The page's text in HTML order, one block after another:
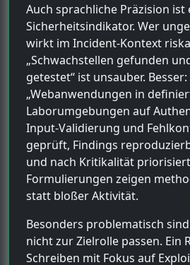
Auch sprachliche Präzision ist
Sicherheitsindikator. Wer
wirkt im Incident-Kontext
„Schwachstellen gefunden
getestet“ ist unsauber. Besser:
„Webanwendungen in
Laborumgebungen auf
Input-Validierung und
geprüft, Findings
und nach Kritikalität
Formulierungen zeigen
statt bloßer Aktivität.
Besonders problematisch
nicht zur Zielrolle passen. Ein
Schreiben mit Fokus auf